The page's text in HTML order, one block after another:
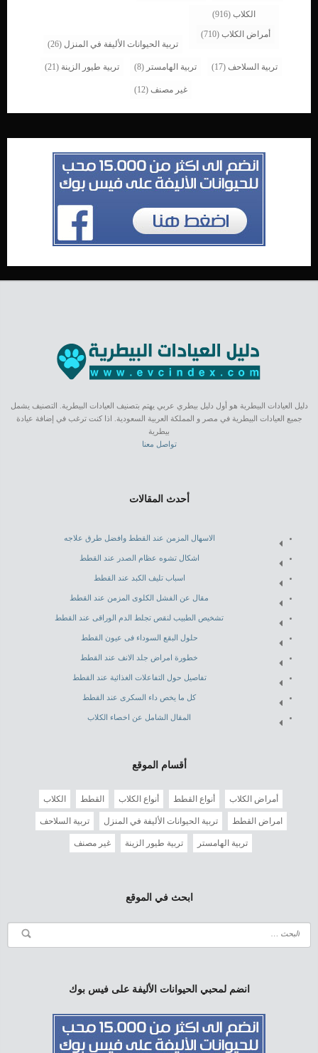
الكلاب (916)
أمراض الكلاب (710)
تربية الحيوانات الأليفة في المنزل (26)
تربية السلاحف (17) تربية الهامستر (8) تربية طيور الزينة (21)
غير مصنف (12)
دليل العيادات البيطرية هو أول دليل بيطري عربي يهتم بتصنيف العيادات البيطرية. التصنيف يشمل
جميع العيادات البيطرية في مصر و المملكة العربية السعودية. اذا كنت ترغب في إضافة عيادة
بيطرية
تواصل معنا
أحدث المقالات
الاسهال المزمن عند القطط وافضل طرق علاجه
اشكال تشوه عظام الصدر عند القطط
اسباب تليف الكبد عند القطط
مقال عن الفشل الكلوى المزمن عند القطط
تشخيص الطبيب لنقص تجلط الدم الوراقى عند القطط
حلول البقع السوداء فى عيون القطط
خطورة امراض جلد الانف عند القطط
تفاصيل حول التفاعلات الغذائية عند القطط
كل ما يخص داء السكرى عند القطط
المقال الشامل عن اخصاء الكلاب
أقسام الموقع
أمراض الكلاب أنواع القطط أنواع الكلاب القطط الكلاب
امراض القطط تربية الحيوانات الأليفة في المنزل تربية السلاحف
تربية الهامستر تربية طيور الزينة غير مصنف
ابحث في الموقع
انضم لمحبي الحيوانات الأليفة على فيس بوك